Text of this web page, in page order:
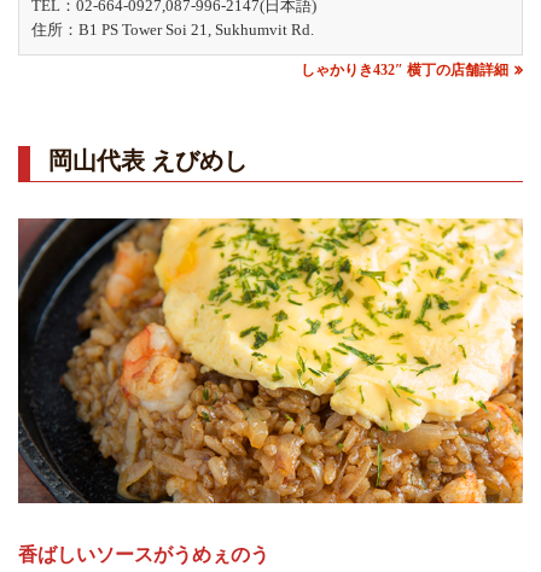
TEL：02-664-0927,087-996-2147(日本語)
住所：B1 PS Tower Soi 21, Sukhumvit Rd.
しゃかりき432″ 横丁の店舗詳細
岡山代表 えびめし
香ばしいソースがうめぇのう